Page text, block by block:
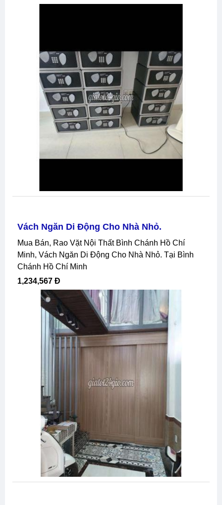
Vách Ngăn Di Động Cho Nhà Nhỏ.
Mua Bán, Rao Vặt Nội Thất Bình Chánh Hồ Chí
Minh, Vách Ngăn Di Động Cho Nhà Nhỏ. Tại Bình
Chánh Hồ Chí Minh
1,234,567 Đ